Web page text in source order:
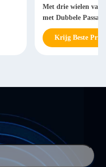
Met drie wielen van
met Dubbele
Krijg Beste Prijs